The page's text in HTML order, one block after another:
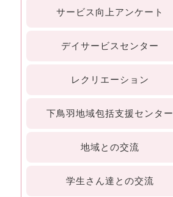
サービス向上アンケート
デイサービスセンター
レクリエーション
下鳥羽地域包括支援センター
地域との交流
学生さん達との交流